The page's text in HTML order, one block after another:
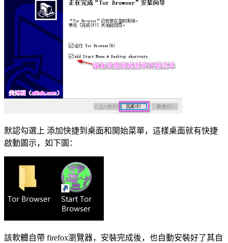
默認勾選上 添加快捷到桌面和開始菜單，這樣桌面就有快捷
啟動圖示，如下圖：
該軟體自帶 firefox瀏覽器，安裝完成後，也自動安裝好了其自